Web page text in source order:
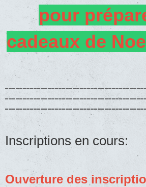
pour
cadeaux de
Inscriptions en cours:
Ouverture des